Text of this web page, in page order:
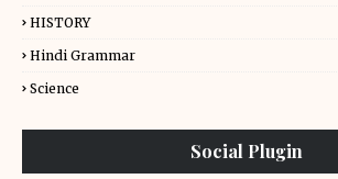
HISTORY
Hindi Grammar
Science
Social Plugin